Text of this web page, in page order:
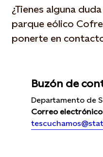
¿Tienes alguna
parque eólico
ponerte en
Buzón de
Departamento de
Correo